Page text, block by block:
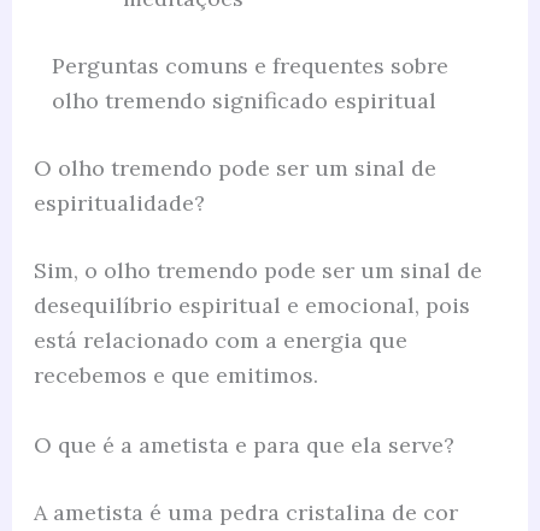
Perguntas comuns e frequentes sobre
olho tremendo significado espiritual
O olho tremendo pode ser um sinal de
espiritualidade?
Sim, o olho tremendo pode ser um sinal de
desequilíbrio espiritual e emocional, pois
está relacionado com a energia que
recebemos e que emitimos.
O que é a ametista e para que ela serve?
A ametista é uma pedra cristalina de cor